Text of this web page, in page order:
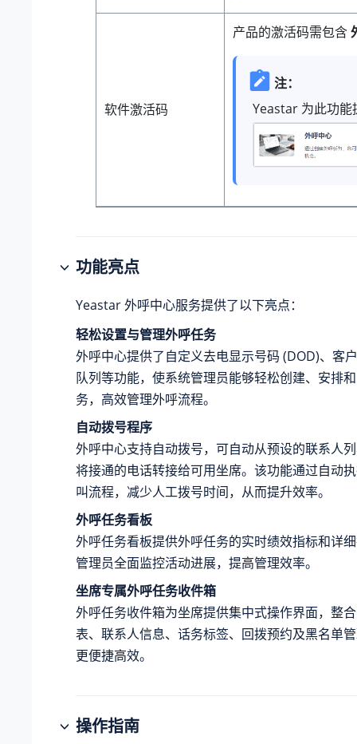
软件激活码
产品的激活码需包含
注：
Yeastar 为此功
功能亮点
Yeastar 外呼中心服务提供了以下亮点：
轻松设置与管理外呼任务
外呼中心提供了自定义去电显示号码 (DOD)、客
队列等功能，使系统管理员能够轻松创建、安排
务，高效管理外呼流程。
自动拨号程序
外呼中心支持自动拨号，可自动从预设的联系人
将接通的电话转接给可用坐席。该功能通过自动
叫流程，减少人工拨号时间，从而提升效率。
外呼任务看板
外呼任务看板提供外呼任务的实时绩效指标和详
管理员全面监控活动进展，提高管理效率。
坐席专属外呼任务收件箱
外呼任务收件箱为坐席提供集中式操作界面，整
表、联系人信息、话务标签、回拨预约及黑名单
更便捷高效。
操作指南